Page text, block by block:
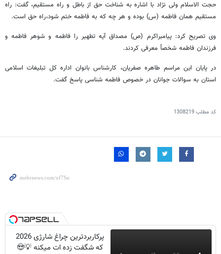
حجت الاسلام ولی نژاد با اشاره به شناخت حق از باطل و راه مستقیم، گفت: راه
مستقیم همان فاطمه (س) بوده و هر چه که به فاطمه ختم شود،‌راه حق است.
وی تصریح کرد: پیامبراکرم (ص) مصداق آیه تطهیر را فاطمه و شوهر فاطمه و
فرزندان فاطمه شخصاً معرفی کردند.
در پایان این مراسم طاهره صفریان، کارشناس بانوان اداره کل تبلیغات اسلامی
استان به سوالات جوانان در خصوص فاطمه شناسی پاسخ گفت.
کد مطلب1308219
پرکاربردترین چراغ شارژی 2026
که شگفت زده ات میکنه 💡😍